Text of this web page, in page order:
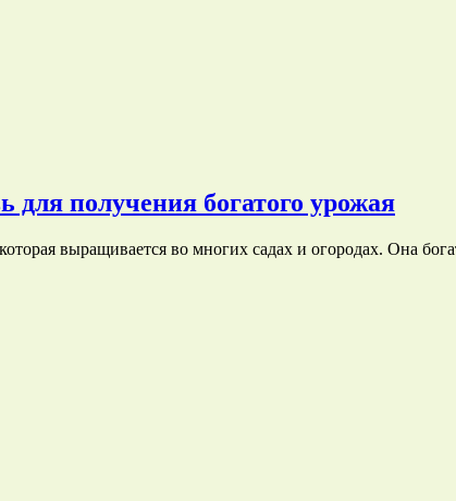
получения богатого урожая
выращивается во многих садах и огородах. Она